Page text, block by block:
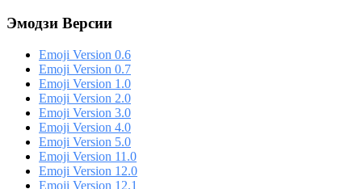
Эмодзи Версии
Emoji Version 0.6
Emoji Version 0.7
Emoji Version 1.0
Emoji Version 2.0
Emoji Version 3.0
Emoji Version 4.0
Emoji Version 5.0
Emoji Version 11.0
Emoji Version 12.0
Emoji Version 12.1